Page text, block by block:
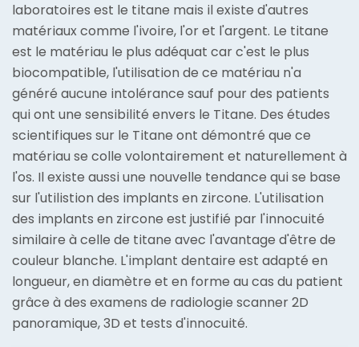
laboratoires est le titane mais il existe d'autres
matériaux comme l'ivoire, l'or et l'argent. Le titane
est le matériau le plus adéquat car c'est le plus
biocompatible, l'utilisation de ce matériau n'a
généré aucune intolérance sauf pour des patients
qui ont une sensibilité envers le Titane. Des études
scientifiques sur le Titane ont démontré que ce
matériau se colle volontairement et naturellement à
l'os. Il existe aussi une nouvelle tendance qui se base
sur l'utilistion des implants en zircone. L'utilisation
des implants en zircone est justifié par l'innocuité
similaire à celle de titane avec l'avantage d'être de
couleur blanche. L'implant dentaire est adapté en
longueur, en diamètre et en forme au cas du patient
grâce à des examens de radiologie scanner 2D
panoramique, 3D et tests d'innocuité.